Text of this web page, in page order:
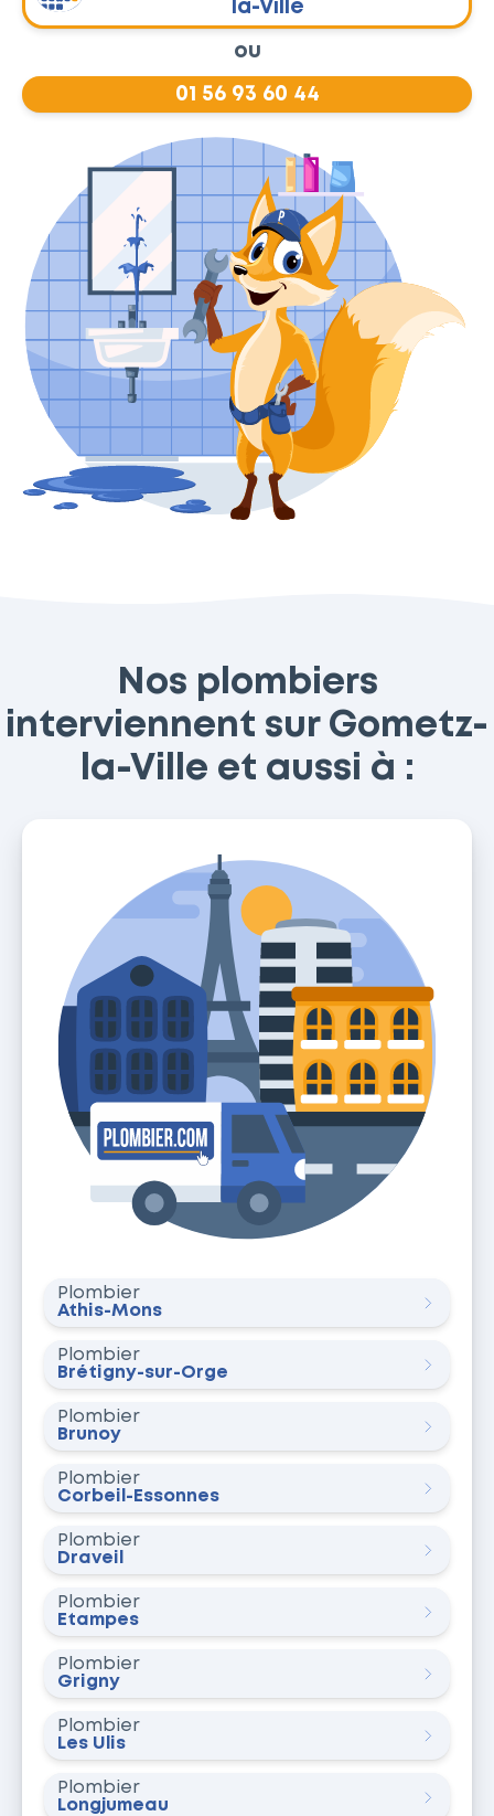
la-Ville
ou
01 56 93 60 44
Nos plombiers
interviennent sur Gometz-
la-Ville et aussi à :
Plombier
Athis-Mons
Plombier
Brétigny-sur-Orge
Plombier
Brunoy
Plombier
Corbeil-Essonnes
Plombier
Draveil
Plombier
Étampes
Plombier
Grigny
Plombier
Les Ulis
Plombier
Longjumeau